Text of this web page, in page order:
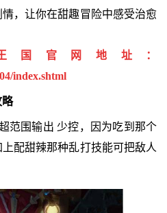
，让你在甜趣冒险中感受治愈
国官网地址：
index.shtml
略
范围输出 少控，因为吃到那个
配甜辣那种乱打技能可把敌人